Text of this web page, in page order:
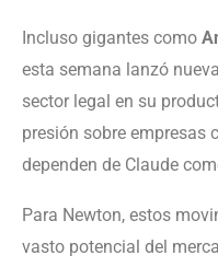
Incluso gigantes como
esta semana lanzó
sector legal en su
presión sobre empresas
dependen de Claude
Para Newton, estos
vasto potencial del